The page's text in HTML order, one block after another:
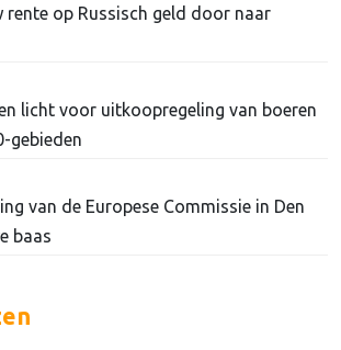
rente op Russisch geld door naar
licht voor uitkoopregeling van boeren
gebieden
van de Europese Commissie in Den
baas